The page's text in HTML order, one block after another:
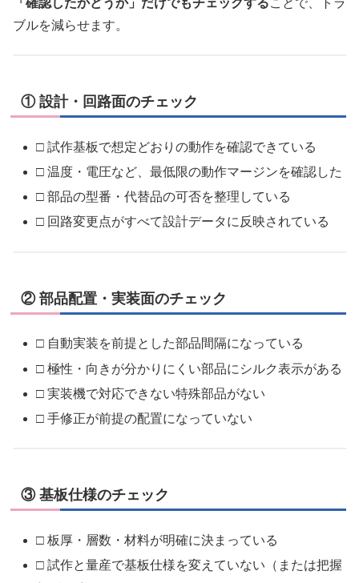
ブルを減らせます。
① 設計・回路面のチェック
□ 試作基板で想定どおりの動作を確認できている
□ 温度・電圧など、最低限の動作マージンを確認した
□ 部品の型番・代替品の可否を整理している
□ 回路変更点がすべて設計データに反映されている
② 部品配置・実装面のチェック
□ 自動実装を前提とした部品間隔になっている
□ 極性・向きが分かりにくい部品にシルク表示がある
□ 実装機で対応できない特殊部品がない
□ 手修正が前提の配置になっていない
③ 基板仕様のチェック
□ 板厚・層数・材料が明確に決まっている
□ 試作と量産で基板仕様を変えていない（または把握